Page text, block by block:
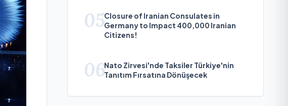
05Closure of Iranian Consulates in
Germany to Impact 400,000 Iranian
Citizens!
06Nato Zirvesi'nde Taksiler Türkiye'nin
Tanıtım Fırsatına Dönüşecek